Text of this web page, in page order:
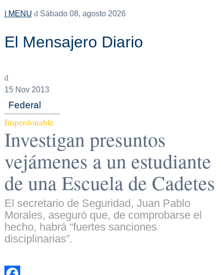
MENU Sábado 08, agosto 2026
El Mensajero Diario
15Nov 2013
Federal
Imperdonable
Investigan presuntos
vejámenes a un estudiante
de una Escuela de Cadetes
El secretario de Seguridad, Juan Pablo
Morales, aseguró que, de comprobarse el
hecho, habrá “fuertes sanciones
disciplinarias”.